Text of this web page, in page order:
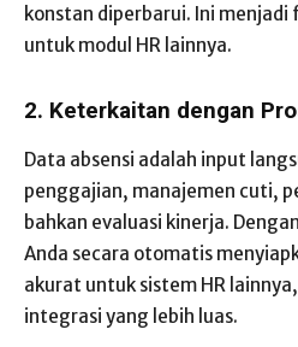
konstan diperbarui. Ini
untuk modul HR lainnya.
2. Keterkaitan dengan
Data absensi adalah input
penggajian, manajemen cuti,
bahkan evaluasi kinerja.
Anda secara otomatis
akurat untuk sistem HR
integrasi yang lebih luas.